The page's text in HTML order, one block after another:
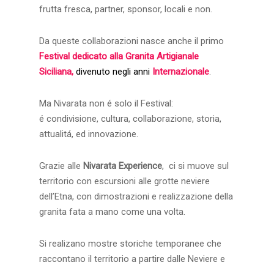
frutta fresca, partner, sponsor, locali e non.
Da queste collaborazioni nasce anche il primo
Festival dedicato alla Granita Artigianale
Siciliana, divenuto negli anni Internazionale
Ma Nivarata non é solo il Festival:
é condivisione, cultura, collaborazione, storia,
attualitá, ed innovazione.
Grazie alle Nivarata Experience, ci si muove sul
territorio con escursioni alle grotte neviere
dell’Etna, con dimostrazioni e realizzazione della
granita fata a mano come una volta.
Si realizano mostre storiche temporanee che
raccontano il territorio a partire dalle Neviere e